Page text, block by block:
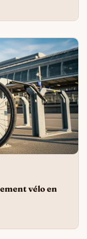
vélo en